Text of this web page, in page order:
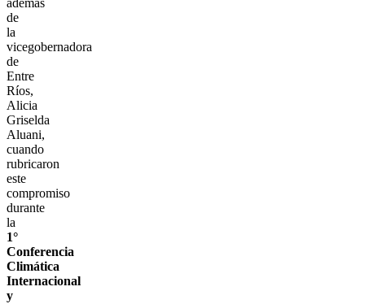
además
de
la
vicegobernadora
de
Entre
Ríos,
Alicia
Griselda
Aluani,
cuando
rubricaron
este
compromiso
durante
la
1°
Conferencia
Climática
Internacional
y